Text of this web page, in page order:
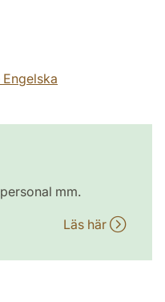
Engelska
mm.
Läs här